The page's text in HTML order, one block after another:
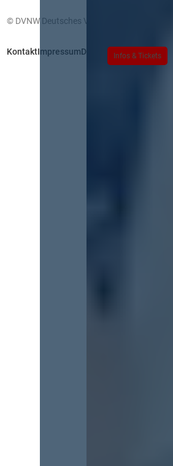
Infos & Tickets
© DVNW Deutsches Vergabenetzwerk GmbH
KontaktImpressumDatenschutz